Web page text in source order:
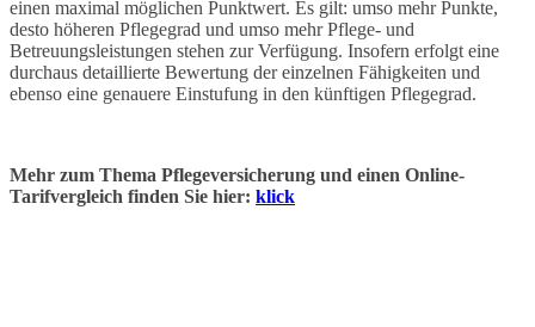
einen maximal möglichen Punktwert. Es gilt: umso mehr Punkte,
desto höheren Pflegegrad und umso mehr Pflege- und
Betreuungsleistungen stehen zur Verfügung. Insofern erfolgt eine
durchaus detaillierte Bewertung der einzelnen Fähigkeiten und
ebenso eine genauere Einstufung in den künftigen Pflegegrad.
Mehr zum Thema Pflegeversicherung und einen Online-
Tarifvergleich finden Sie hier: klick